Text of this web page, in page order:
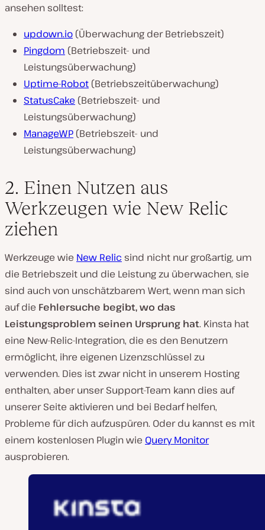
ansehen solltest:
updown.io (Überwachung der Betriebszeit)
Pingdom (Betriebszeit- und
Leistungsüberwachung)
Uptime-Robot (Betriebszeitüberwachung)
StatusCake (Betriebszeit- und
Leistungsüberwachung)
ManageWP (Betriebszeit- und
Leistungsüberwachung)
2. Einen Nutzen aus
Werkzeugen wie New Relic
ziehen
Werkzeuge wie New Relic sind nicht nur großartig, um
die Betriebszeit und die Leistung zu überwachen, sie
sind auch von unschätzbarem Wert, wenn man sich
auf die Fehlersuche begibt, wo das
Leistungsproblem seinen Ursprung hat. Kinsta hat
eine New-Relic-Integration, die es den Benutzern
ermöglicht, ihre eigenen Lizenzschlüssel zu
verwenden. Dies ist zwar nicht in unserem Hosting
enthalten, aber unser Support-Team kann dies auf
unserer Seite aktivieren und bei Bedarf helfen,
Probleme für dich aufzuspüren. Oder du kannst es mit
einem kostenlosen Plugin wie Query Monitor
ausprobieren.